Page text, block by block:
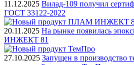
11.12.2025 Вилад-109 получил
ГОСТ 33122-2022
20.11.2025 На рынке появилась
ИНЖЕКТ 81
27.10.2025 Запущен в производство